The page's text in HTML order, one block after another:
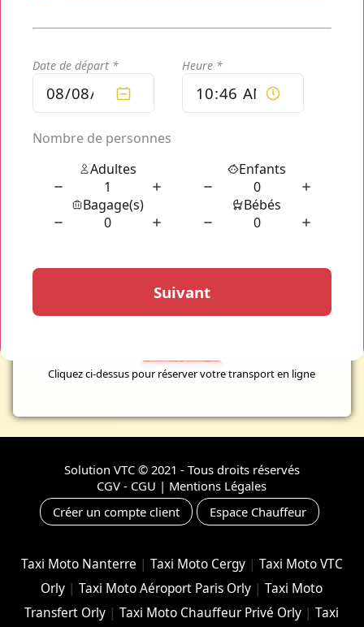
assurer un transport de très haute qualité. Réserver votre
aucun engagement, c'est sans aucun doute le meilleur
transport qui vous permettra de voir les transport privé sur
Paris d'un oeil totalement différent. Lesavion VTC Aéroport
Roissy Charles de Gaulle
au départ d'Orly sont pour la
Orient. Vous pouvez communiquer votre numéro de vol à
transport. Il viendra vous chercher immédiatement à l'heure
exact de votre arrivée à l'aéroport de Roissy. Votre
chauffeur VTC Aéroport Roissy Charles de Gaulle
bénéficie d'une formation en continu qui vous assure
d'arriver à l'heure à votre avion. Votre numéro de vol
informations nécessaires à votre chauffeur privé pour, à l'aide
de notre outil, connaitre votre horaire de départ ou d'arrivée
exact.
Cliquez ci-dessus pour réserver votre transport en ligne
Solution VTC© 2021 - Tous droits réservés
CGV - CGU | Mentions Légales
Créer un compte client
Espace Chauffeur
Taxi Moto Nanterre | Taxi Moto Cergy| Taxi Moto VTC
Orly |Taxi Moto Aéroport Paris Orly |Taxi Moto
Transfert Orly |Taxi Moto Chauffeur Privé Orly |Taxi